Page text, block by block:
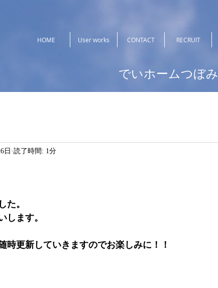
HOME User works CONTACT RECRUIT
でいホームつぼみ
日 読了時間: 1分
た。
します。
時更新していきますのでお楽しみに！！